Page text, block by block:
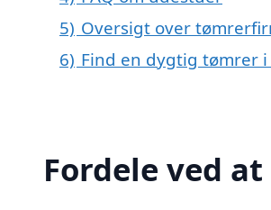
5) Oversigt over
6) Find en dygtig tømrer
Fordele ved